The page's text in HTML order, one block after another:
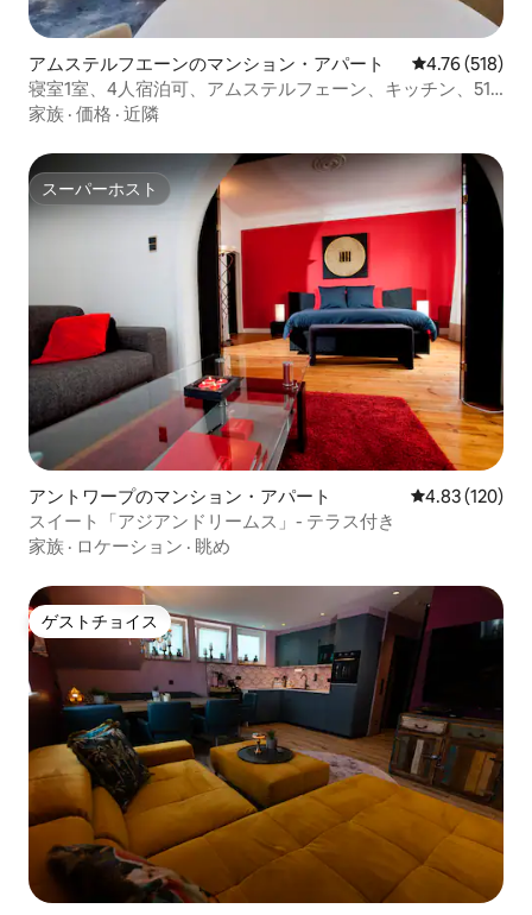
アムステルフエーンのマンション・アパート レビュー518
4.76 (518)
寝室1室、4人宿泊可、アムステルフェーン、キッチン、51
㎡
家族 · 価格 · 近隣
スーパーホスト
スーパーホスト
アントワープのマンション・アパート レビュー120
4.83 (120)
スイート「アジアンドリームス」- テラス付き
家族 · ロケーション · 眺め
ゲストチョイス
ゲストチョイス